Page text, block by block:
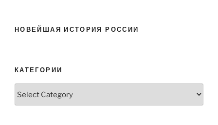
НОВЕЙШАЯ ИСТОРИЯ РОССИИ
КАТЕГОРИИ